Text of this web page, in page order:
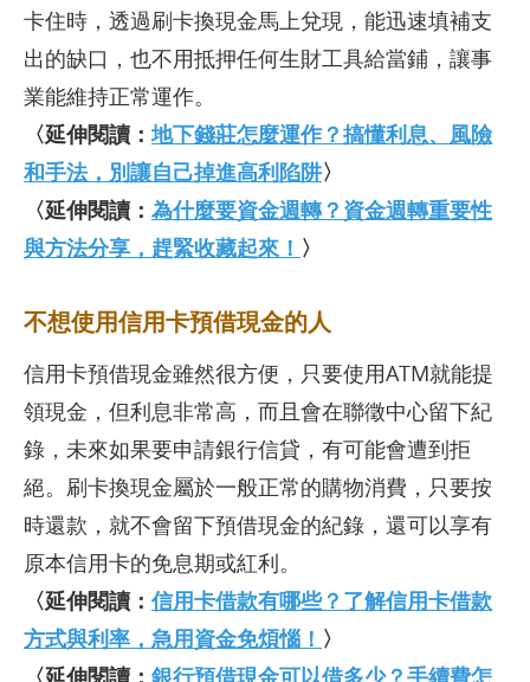
卡住時，透過刷卡換現金馬上兌現，能迅速填補支
出的缺口，也不用抵押任何生財工具給當鋪，讓事
業能維持正常運作。
〈延伸閱讀：地下錢莊怎麼運作？搞懂利息、風險
和手法，別讓自己掉進高利陷阱〉
〈延伸閱讀： 為什麼要資金週轉？資金週轉重要性
與方法分享，趕緊收藏起來！ 〉
不想使用信用卡預借現金的人
信用卡預借現金雖然很方便，只要使用ATM就能提
領現金，但利息非常高，而且會在聯徵中心留下紀
錄，未來如果要申請銀行信貸，有可能會遭到拒
絕。刷卡換現金屬於一般正常的購物消費，只要按
時還款，就不會留下預借現金的紀錄，還可以享有
原本信用卡的免息期或紅利。
〈延伸閱讀： 信用卡借款有哪些？了解信用卡借款
方式與利率，急用資金免煩惱！ 〉